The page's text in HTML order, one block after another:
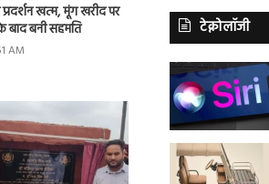
खत्म, मूंग खरीद पर
बनी सहमति
AM
टेक्नोलॉजी